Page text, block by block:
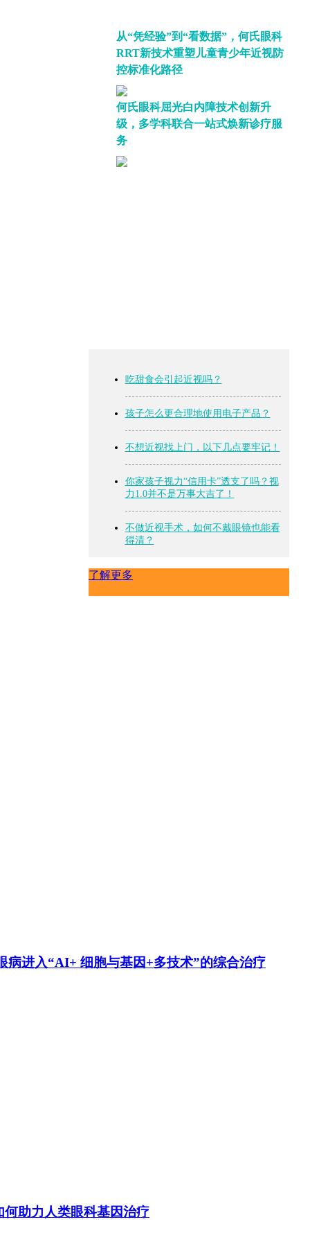
病进入“AI+ 细胞与基因+多技术”的综合治疗
何助力人类眼科基因治疗
从“凭经验”到“看数据”，何氏眼科
RRT新技术重塑儿童青少年近视防
控标准化路径
何氏眼科屈光白内障技术创新升
级，多学科联合一站式焕新诊疗服
务
吃甜食会引起近视吗？
孩子怎么更合理地使用电子产品？
不想近视找上门，以下几点要牢记！
你家孩子视力“信用卡”透支了吗？视
力1.0并不是万事大吉了！
不做近视手术，如何不戴眼镜也能看
得清？
了解更多